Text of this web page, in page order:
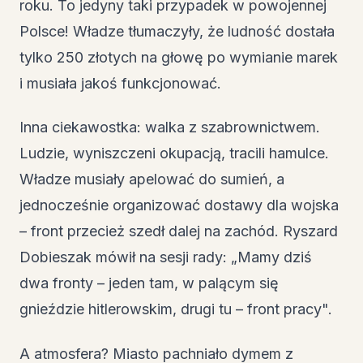
roku. To jedyny taki przypadek w powojennej
Polsce! Władze tłumaczyły, że ludność dostała
tylko 250 złotych na głowę po wymianie marek
i musiała jakoś funkcjonować.
Inna ciekawostka: walka z szabrownictwem.
Ludzie, wyniszczeni okupacją, tracili hamulce.
Władze musiały apelować do sumień, a
jednocześnie organizować dostawy dla wojska
– front przecież szedł dalej na zachód. Ryszard
Dobieszak mówił na sesji rady: „Mamy dziś
dwa fronty – jeden tam, w palącym się
gnieździe hitlerowskim, drugi tu – front pracy".
A atmosfera? Miasto pachniało dymem z